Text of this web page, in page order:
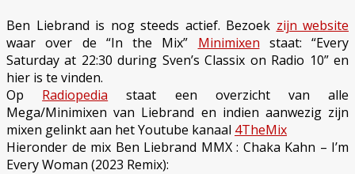
Ben Liebrand is nog steeds actief. Bezoek zijn website
waar over de “In the Mix” Minimixen staat: “Every
Saturday at 22:30 during Sven’s Classix on Radio 10” en
hier is te vinden.
Op Radiopedia staat een overzicht van alle
Mega/Minimixen van Liebrand en indien aanwezig zijn
mixen gelinkt aan het Youtube kanaal 4TheMix
Hieronder de mix Ben Liebrand MMX : Chaka Kahn – I’m
Every Woman (2023 Remix):